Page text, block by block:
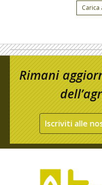
Rimani
Iscriviti alle